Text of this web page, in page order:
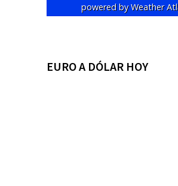
powered byWeather
EURO A DÓLAR HOY